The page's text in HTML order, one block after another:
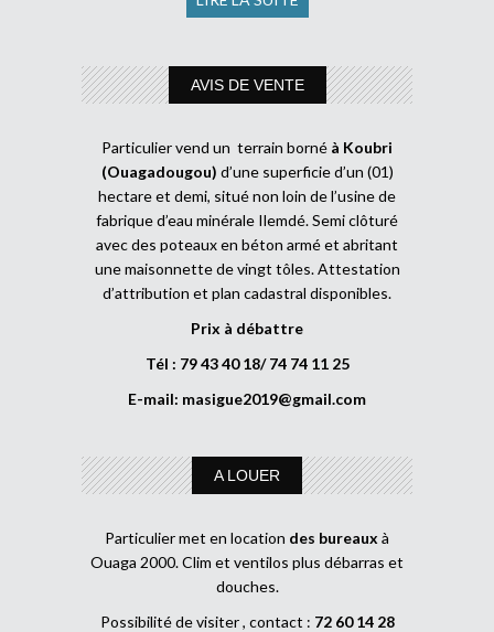
AVIS DE VENTE
Particulier vend un terrain borné à Koubri
(Ouagadougou) d’une superficie d’un (01)
hectare et demi, situé non loin de l’usine de
fabrique d’eau minérale Ilemdé. Semi clôturé
avec des poteaux en béton armé et abritant
une maisonnette de vingt tôles. Attestation
d’attribution et plan cadastral disponibles.
Prix à débattre
Tél : 79 43 40 18/ 74 74 11 25
E-mail: masigue2019@gmail.com
A LOUER
Particulier met en location des bureaux à
Ouaga 2000. Clim et ventilos plus débarras et
douches.
Possibilité de visiter , contact : 72 60 14 28